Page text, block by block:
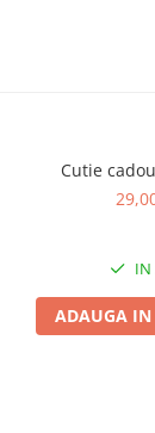
Cutie
IN
ADAUGA IN